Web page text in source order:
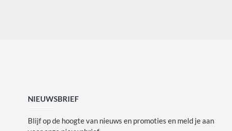
NIEUWSBRIEF
Blijf op de hoogte van nieuws en promoties en meld je aan